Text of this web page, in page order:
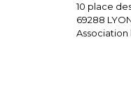
10 place
69288
Association